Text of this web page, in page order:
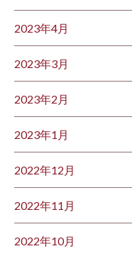
2023年4月
2023年3月
2023年2月
2023年1月
2022年12月
2022年11月
2022年10月